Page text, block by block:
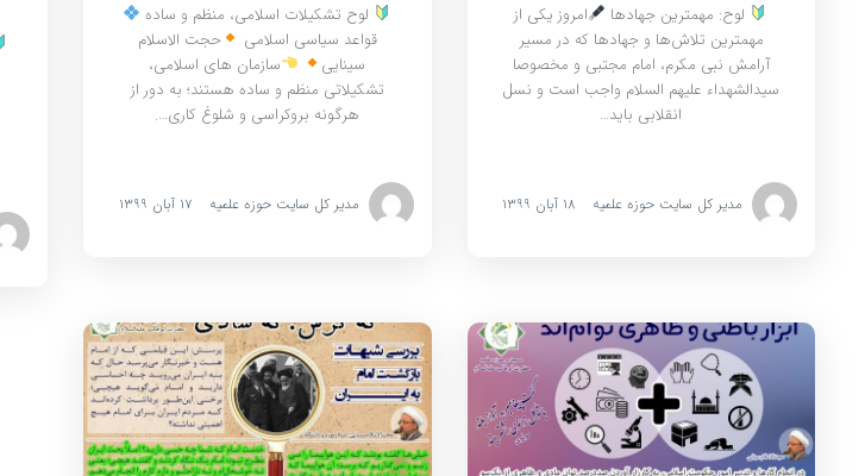
لوح: مهمترین جهادها
امروز یکی از
مهمترین تلاش‌ها و جهادها که در مسیر
آرامش نبی مکرم، امام مجتبی و مخصوصا
سیدالشهداء علیهم السلام واجب است و نسل
انقلابی باید…
مدیر کل سایت حوزه علمیه
لوح تشکیلات اسلامی، منظم و ساده
قواعد سیاسی اسلامی
حجت الاسلام
سینایی
سازمان های اسلامی،
تشکیلاتی منظم و ساده هستند؛ به دور از
هرگونه بروکراسی و شلوغ کاری….
مدیر کل سایت حوزه علمیه